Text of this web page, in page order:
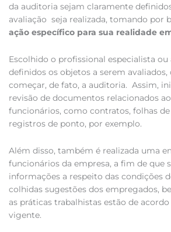
da auditoria sejam claramente
avaliação seja realizada, tomando por
ação específico para sua realidade
Escolhido o profissional especialista ou
definidos os objetos a serem avaliados,
começar, de fato, a auditoria. Assim,
revisão de documentos relacionados
funcionários, como contratos, folhas
registros de ponto, por exemplo.
Além disso, também é realizada uma
funcionários da empresa, a fim de que
informações a respeito das condições
colhidas sugestões dos empregados,
as práticas trabalhistas estão de
vigente.